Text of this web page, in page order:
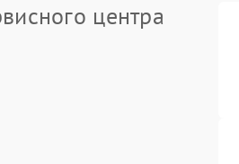
центра